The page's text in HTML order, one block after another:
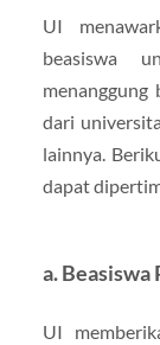
UI
beasiswa
menanggung
dari
lainnya.
dapat
a.
UI